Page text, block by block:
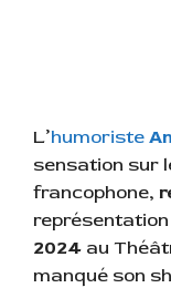
L’humoriste
sensation sur
francophone,
2024 au
manqué son